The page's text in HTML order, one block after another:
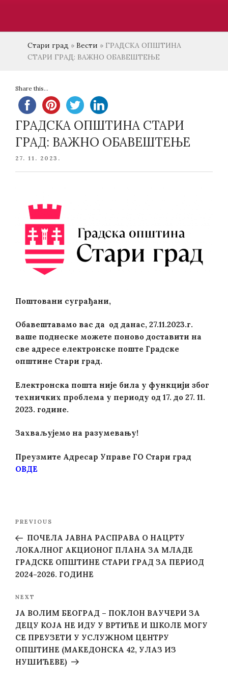
Стари град » Вести » ГРАДСКА ОПШТИНА
СТАРИ ГРАД: ВАЖНО ОБАВЕШТЕЊЕ
Share this...
ГРАДСКА ОПШТИНА СТАРИ
ГРАД: ВАЖНО ОБАВЕШТЕЊЕ
POSTED
27. 11. 2023.
Поштовани суграђани,
Обавештавамо вас да од данас, 27.11.2023.г.
ваше поднеске можете поново доставити на
све адресе електронске поште Градске
општине Стари град.
Електронска пошта није била у функцији због
техничких проблема у периоду од 17. до 27. 11.
2023. године.
Захваљујемо на разумевању!
Преузмите Адресар Управе ГО Стари град
ОВДЕ
Post
Previous
Post
PREVIOUS
ПОЧЕЛА ЈАВНА РАСПРАВА О НАЦРТУ
ЛОКАЛНОГ АКЦИОНОГ ПЛАНА ЗА МЛАДЕ
ГРАДСКЕ ОПШТИНЕ СТАРИ ГРАД ЗА ПЕРИОД
2024-2026. ГОДИНЕ
Next
Post
NEXT
JA ВОЛИМ БЕОГРАД – ПОКЛОН ВАУЧЕРИ ЗА
ДЕЦУ КОЈА НЕ ИДУ У ВРТИЋЕ И ШКОЛЕ МОГУ
СЕ ПРЕУЗЕТИ У УСЛУЖНОМ ЦЕНТРУ
ОПШТИНЕ (МАКЕДОНСКА 42, УЛАЗ ИЗ
НУШИЋЕВЕ)